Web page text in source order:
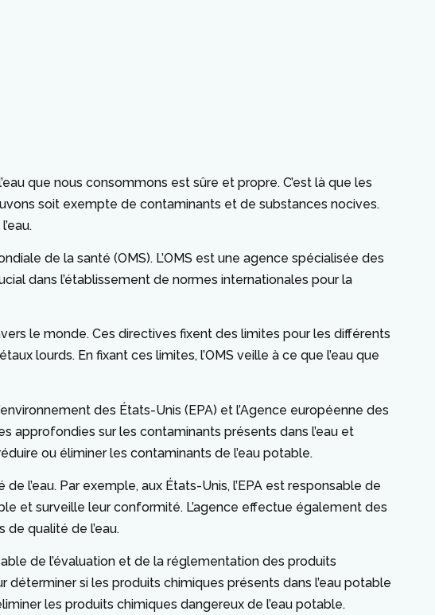
que nous consommons est sûre et propre. C’est là que les
soit exempte de contaminants et de substances nocives.
de la santé (OMS). L’OMS est une agence spécialisée des
dans l’établissement de normes internationales pour la
le monde. Ces directives fixent des limites pour les différents
lourds. En fixant ces limites, l’OMS veille à ce que l’eau que
des États-Unis (EPA) et l’Agence européenne des
approfondies sur les contaminants présents dans l’eau et
ou éliminer les contaminants de l’eau potable.
l’eau. Par exemple, aux États-Unis, l’EPA est responsable de
et surveille leur conformité. L’agence effectue également des
de qualité de l’eau.
de l’évaluation et de la réglementation des produits
déterminer si les produits chimiques présents dans l’eau potable
les produits chimiques dangereux de l’eau potable.